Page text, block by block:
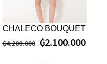
CHALECO BOUQUET
₲4.200.000 ₲2.100.000